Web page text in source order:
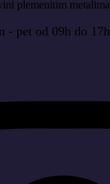
plemenitim metalima
- pet od 09h do 17h